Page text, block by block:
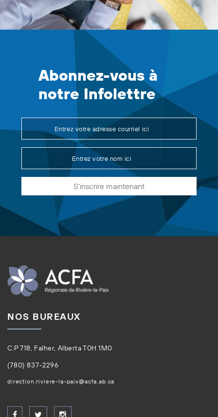
Abonnez-vous à
notre Infolettre
S'inscrire maintenant
NOS BUREAUX
C.P 718, Falher, Alberta T0H 1M0
(780) 837-2296
direction.riviere-la-paix@acfa.ab.ca